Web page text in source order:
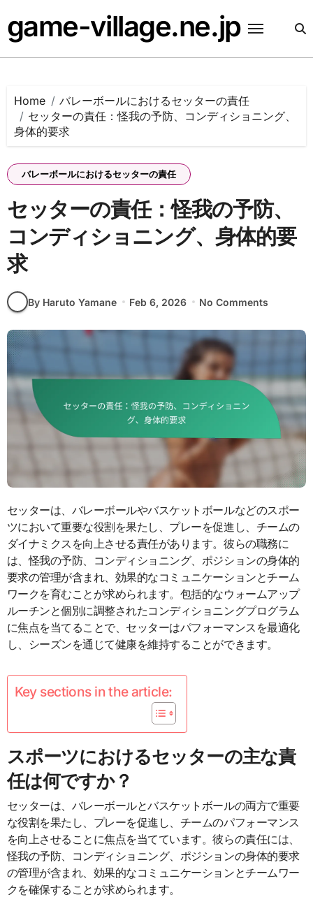
to
content
game-village.ne.jp
Home
バレーボールにおけるセッターの責任
セッターの責任：怪我の予防、コンディショニング、
身体的要求
バレーボールにおけるセッターの責任
セッターの責任：怪我の予防、
コンディショニング、身体的要
求
By Haruto Yamane Feb 6, 2026 No Comments
セッターは、バレーボールやバスケットボールなどのスポー
ツにおいて重要な役割を果たし、プレーを促進し、チームの
ダイナミクスを向上させる責任があります。彼らの職務に
は、怪我の予防、コンディショニング、ポジションの身体的
要求の管理が含まれ、効果的なコミュニケーションとチーム
ワークを育むことが求められます。包括的なウォームアップ
ルーチンと個別に調整されたコンディショニングプログラム
に焦点を当てることで、セッターはパフォーマンスを最適化
し、シーズンを通じて健康を維持することができます。
Key sections in the article:
スポーツにおけるセッターの主な責
任は何ですか？
セッターは、バレーボールとバスケットボールの両方で重要
な役割を果たし、プレーを促進し、チームのパフォーマンス
を向上させることに焦点を当てています。彼らの責任には、
怪我の予防、コンディショニング、ポジションの身体的要求
の管理が含まれ、効果的なコミュニケーションとチームワー
クを確保することが求められます。